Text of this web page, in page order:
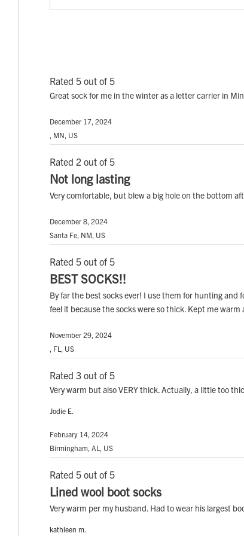
Rated 5 out of 5
Great sock for me in the winter as a letter carrier in
December 17, 2024
, MN, US
Rated 2 out of 5
Not long lasting
Very comfortable, but blew a big hole on the bottom
December 8, 2024
Santa Fe, NM, US
Rated 5 out of 5
BEST SOCKS!!
By far the best socks ever! I use them for hunting
feel it because the socks were so thick. Kept me
November 29, 2024
, FL, US
Rated 3 out of 5
Very warm but also VERY thick. Actually, a little too
Jodie E.
February 14, 2024
Birmingham, AL, US
Rated 5 out of 5
Lined wool boot socks
Very warm per my husband. Had to wear his largest
kathleen m.